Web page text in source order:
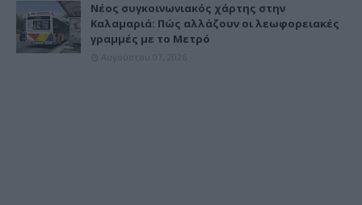
Νέος συγκοινωνιακός χάρτης στην
Καλαμαριά: Πώς αλλάζουν οι λεωφορειακές
γραμμές με το Μετρό